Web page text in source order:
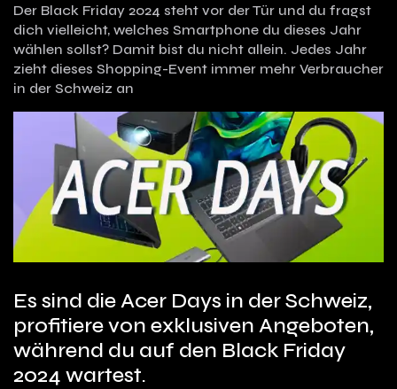
Der Black Friday 2024 steht vor der Tür und du fragst
dich vielleicht, welches Smartphone du dieses Jahr
wählen sollst? Damit bist du nicht allein. Jedes Jahr
zieht dieses Shopping-Event immer mehr Verbraucher
in der Schweiz an
Es sind die Acer Days in der Schweiz,
profitiere von exklusiven Angeboten,
während du auf den Black Friday
2024 wartest.